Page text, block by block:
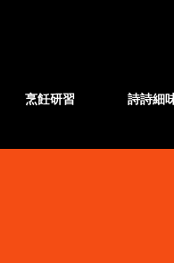
烹飪研習 詩詩細